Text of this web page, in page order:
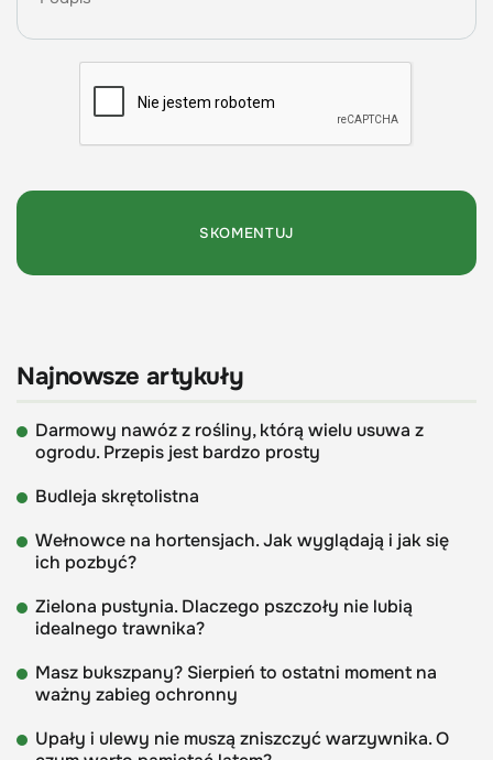
Najnowsze artykuły
Darmowy nawóz z rośliny, którą wielu usuwa z
ogrodu. Przepis jest bardzo prosty
Budleja skrętolistna
Wełnowce na hortensjach. Jak wyglądają i jak się
ich pozbyć?
Zielona pustynia. Dlaczego pszczoły nie lubią
idealnego trawnika?
Masz bukszpany? Sierpień to ostatni moment na
ważny zabieg ochronny
Upały i ulewy nie muszą zniszczyć warzywnika. O